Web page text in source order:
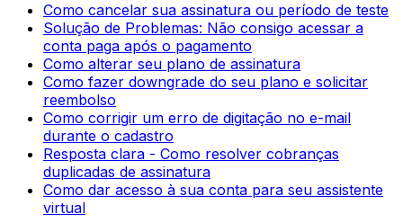
Como cancelar sua assinatura ou período de teste
Solução de Problemas: Não consigo acessar a
conta paga após o pagamento
Como alterar seu plano de assinatura
Como fazer downgrade do seu plano e solicitar
reembolso
Como corrigir um erro de digitação no e-mail
durante o cadastro
Resposta clara - Como resolver cobranças
duplicadas de assinatura
Como dar acesso à sua conta para seu assistente
virtual